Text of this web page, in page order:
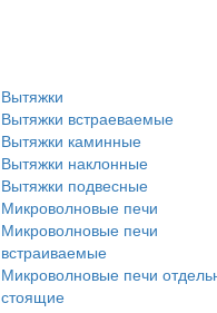
Вытяжки
Вытяжки встраеваемые
Вытяжки каминные
Вытяжки наклонные
Вытяжки подвесные
Микроволновые печи
Микроволновые печи
встраиваемые
Микроволновые печи
стоящие